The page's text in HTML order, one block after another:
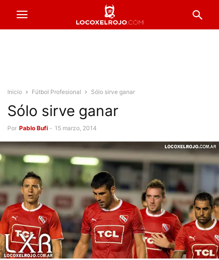
Inicio Fútbol Profesional Sólo sirve ganar
Sólo sirve ganar
Por Pablo Bufi - 15 marzo, 2014